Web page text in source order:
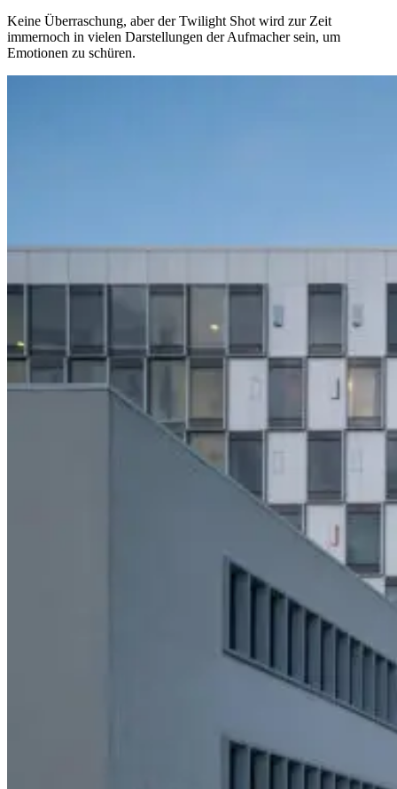
Keine Überraschung, aber der Twilight Shot wird zur Zeit
immernoch in vielen Darstellungen der Aufmacher sein, um
Emotionen zu schüren.